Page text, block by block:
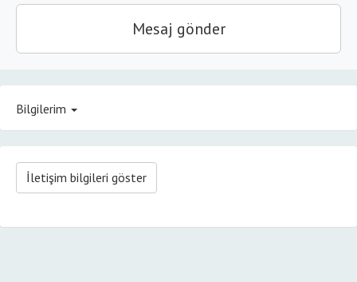
Mesaj gönder
Bilgilerim
İletişim bilgileri göster